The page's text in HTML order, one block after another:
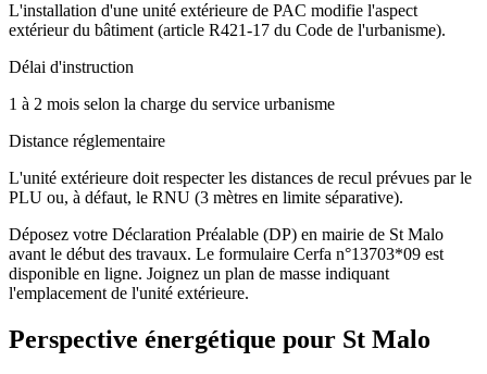
L'installation d'une unité extérieure de PAC modifie l'aspect
extérieur du bâtiment (article R421-17 du Code de l'urbanisme).
Délai d'instruction
1 à 2 mois selon la charge du service urbanisme
Distance réglementaire
L'unité extérieure doit respecter les distances de recul prévues par le
PLU ou, à défaut, le RNU (3 mètres en limite séparative).
Déposez votre Déclaration Préalable (DP) en mairie de St Malo
avant le début des travaux. Le formulaire Cerfa n°13703*09 est
disponible en ligne. Joignez un plan de masse indiquant
l'emplacement de l'unité extérieure.
Perspective énergétique pour St Malo